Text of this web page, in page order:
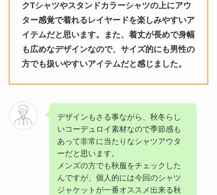
クTシャツやスタンドカラーシャツの上にアウ
ター感覚で着れるレイヤードを楽しみやすいア
イテムだと思います。また、着丈が長めで身幅
も広めなデザインなので、サイズ的にも男性の
方でも扱いやすいアイテムだと感じました。
デザインもさる事ながら、秋冬らし
いコーデュロイ素材なので季節感も
あって非常に当たりなシャツアウタ
ーだと思います。
メンズの方でも秋服をチェックした
んですが、個人的には今回のシャツ
ジャケットが一番オススメ出来る秋